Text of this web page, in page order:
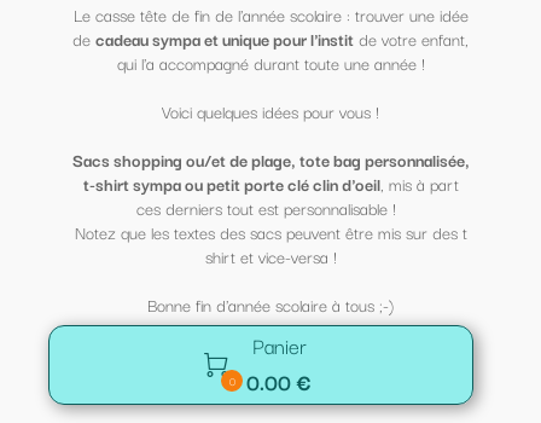
Le casse tête de fin de l'année scolaire : trouver une idée
decadeau sympa et unique pour l'institde votre enfant,
qui l'a accompagné durant toute une année !
Voici quelques idées pour vous !
Sacs shopping ou/et de plage, tote bag personnalisée,
t-shirt sympa ou petit porte clé clin d'oeil, mis à part
ces derniers tout est personnalisable !
Notez que les textes des sacs peuvent être mis sur des t
shirt et vice-versa !
Bonne fin d'année scolaire à tous ;-)

0
Panier
0.00 €